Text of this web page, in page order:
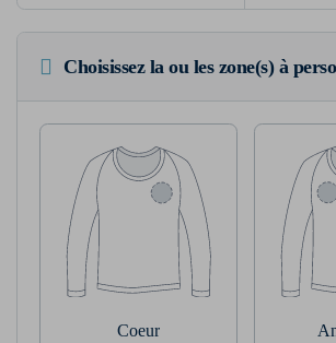
Choisissez la ou les zone(s) à
Coeur